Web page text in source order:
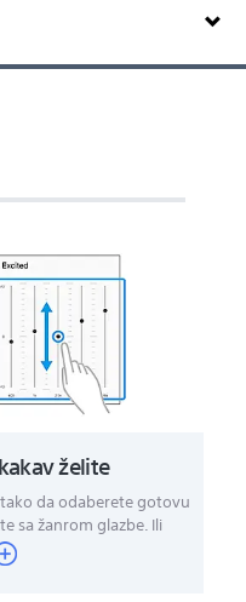
želite
da odaberete gotovu
sa žanrom glazbe. Ili